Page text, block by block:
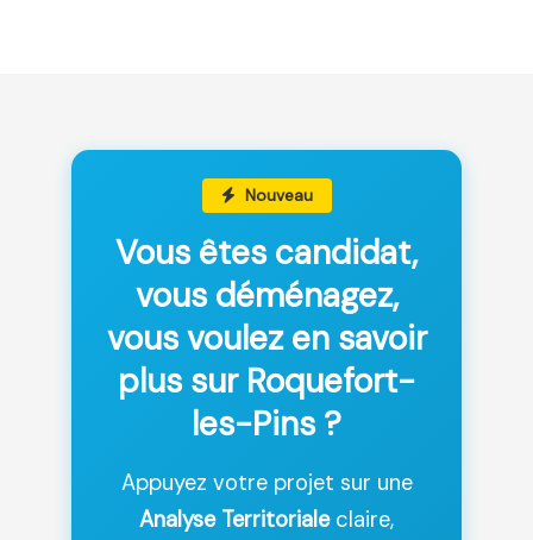
Nouveau
Vous êtes candidat,
vous déménagez,
vous voulez en savoir
plus sur Roquefort-
les-Pins ?
Appuyez votre projet sur une
Analyse Territorialeclaire,